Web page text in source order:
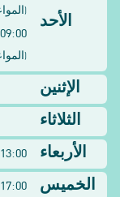
الأحد
(
09:00 - 20:00
(
الإثنين
الثلاثاء
الأربعاء
13:00 - 20:00
الخميس
17:00 - 20:00